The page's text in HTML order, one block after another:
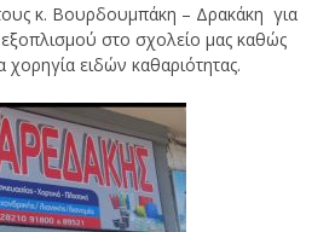
κ. Βουρδουμπάκη – Δρακάκη για
στο σχολείο μας καθώς
χορηγία ειδών καθαριότητας.